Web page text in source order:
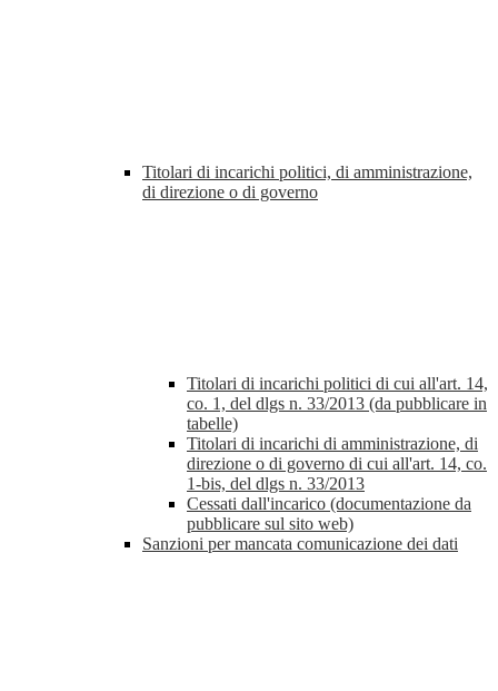
Titolari di incarichi politici, di amministrazione,
di direzione o di governo
Titolari di incarichi politici di cui all'art. 14,
co. 1, del dlgs n. 33/2013 (da pubblicare in
tabelle)
Titolari di incarichi di amministrazione, di
direzione o di governo di cui all'art. 14, co.
1-bis, del dlgs n. 33/2013
Cessati dall'incarico (documentazione da
pubblicare sul sito web)
Sanzioni per mancata comunicazione dei dati